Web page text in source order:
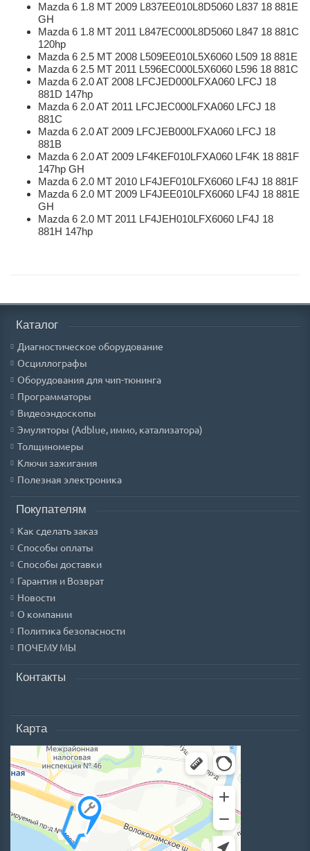
Mazda 6 1.8 MT 2009 L837EE010L8D5060 L837 18 881E
GH
Mazda 6 1.8 MT 2011 L847EC000L8D5060 L847 18 881C
120hp
Mazda 6 2.5 MT 2008 L509EE010L5X6060 L509 18 881E
Mazda 6 2.5 MT 2011 L596EC000L5X6060 L596 18 881C
Mazda 6 2.0 AT 2008 LFCJED000LFXA060 LFCJ 18
881D 147hp
Mazda 6 2.0 AT 2011 LFCJEC000LFXA060 LFCJ 18
881C
Mazda 6 2.0 AT 2009 LFCJEB000LFXA060 LFCJ 18
881B
Mazda 6 2.0 AT 2009 LF4KEF010LFXA060 LF4K 18 881F
147hp GH
Mazda 6 2.0 MT 2010 LF4JEF010LFX6060 LF4J 18 881F
Mazda 6 2.0 MT 2009 LF4JEE010LFX6060 LF4J 18 881E
GH
Mazda 6 2.0 MT 2011 LF4JEH010LFX6060 LF4J 18
881H 147hp
Каталог
Диагностическое оборудование
Осциллографы
Оборудования для чип-тюнинга
Программаторы
Видеоэндоскопы
Эмуляторы (Adblue, иммо, катализатора)
Толщиномеры
Ключи зажигания
Полезная электроника
Покупателям
Как сделать заказ
Способы оплаты
Способы доставки
Гарантия и Возврат
Новости
О компании
Политика безопасности
ПОЧЕМУ МЫ
Контакты
Карта